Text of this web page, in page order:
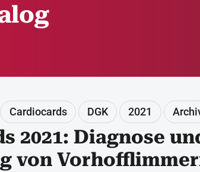
Cardiocards DGK 2021
2021: Diagnose
von